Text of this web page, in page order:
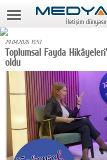
8 Ağustos 2026 16:20:05
Foto Galeri
Video Galeri
Gazeteler
Medya
Reyting-tiraj
Teknoloji
İletişim
29.04.2026 15:53
Toplumsal Fayda
oldu